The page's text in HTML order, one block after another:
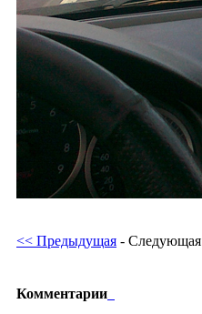
<< Предыдущая - Следующая
Комментарии